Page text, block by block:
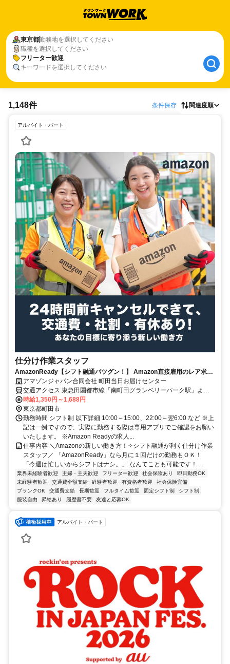
東京都勤務地を選択してください
職種を選択してください
フリーター歓迎
キーワードを選択してください
1,148件 条件保存 関連度順
アルバイト・パート
仕分け作業スタッフ
AmazonReady【シフト融通バツグン！】 Amazon直接雇用のレア求
人！自分のペースでシフトIN♪未経験OK◎服装・髪型・髪色自由！
アマゾンジャパン合同会社 町田当日お届けセンター
交通アクセス 東急田園都市線「南町田グランベリーパーク駅」より
シャトルバス約２０分、駅から徒歩約２６分 ※シャトルバス運行あ
り ※自転車通勤可 ※車、バイク通勤不可
時給1,350円～1,688円
東京都町田市
勤務時間 シフト制 以下詳細 10:00～15:00、22:00～翌6:00 など ※上
記は一例ですので、実際に勤務する際は専用アプリでご確認をお願い
いたします。 ※Amazon Readyの求人...
仕事内容 ＼Amazonの新しい働き方！✧シフト融通が利く仕分け作業
スタッフ／ 「AmazonReady」なら月に１回だけの勤務もＯＫ！
「今週は忙しいからシフトはナシ。」 なんてことも可能です！ ...
業界未経験者歓迎 主婦・主夫歓迎 フリーター歓迎 社会保険あり
即日勤務OK
未経験者歓迎
交通費全額支給 経験者歓迎 有資格者歓迎
社会保険完備
ブランクOK
交通費支給 長期歓迎 フルタイム歓迎 固定シフト制
シフト制
服装自由
昇給あり 履歴書不要 友達と応募OK
アルバイト・パート